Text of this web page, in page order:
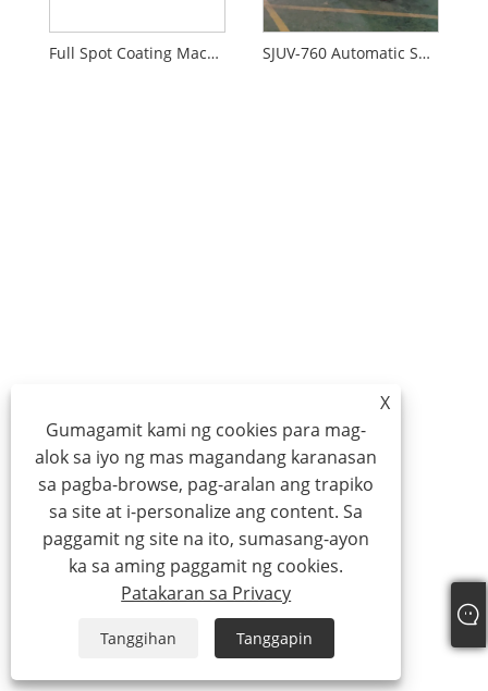
Full Spot Coating Machine SJUV-760 Automatic Spot UV Coating Machine
X
Gumagamit kami ng cookies para mag-
alok sa iyo ng mas magandang karanasan
sa pagba-browse, pag-aralan ang trapiko
sa site at i-personalize ang content. Sa
paggamit ng site na ito, sumasang-ayon
ka sa aming paggamit ng cookies.
Patakaran sa Privacy
Tanggihan Tanggapin